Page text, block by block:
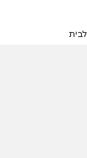
לבית